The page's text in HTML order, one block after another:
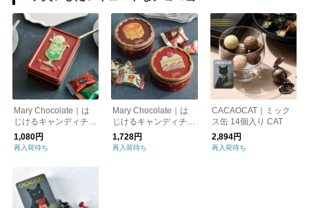
Mary Chocolate｜は
じけるキャンディチョ
コレート アソートメ
ント缶（ミニ）／ バ
1,080円
再入荷待ち
Mary Chocolate｜は
じけるキャンディチョ
コレート ホットケー
キ缶＆ショートケーキ
1,728円
再入荷待ち
CACAOCAT｜ミック
ス缶 14個入り CAT
2,894円
再入荷待ち